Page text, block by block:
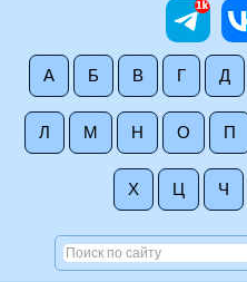
А Б В Г Д
Л М Н О П
Х Ц Ч